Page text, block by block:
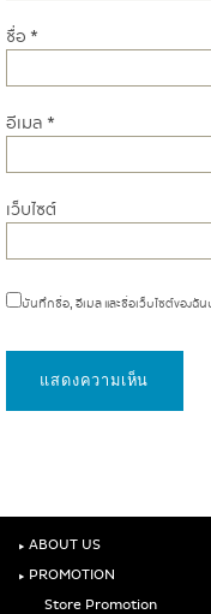
ชื่อ *
อีเมล *
เว็บไซต์
บันทึกชื่อ, อีเมล และชื่อเว็บไซต์ของฉั
‣ ABOUT US
‣ PROMOTION
Store Promotion